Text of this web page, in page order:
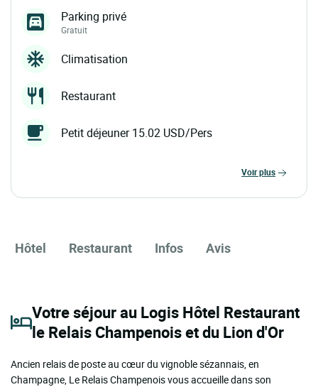
Parking privé
Gratuit
Climatisation
Restaurant
Petit déjeuner 15.02 USD/Pers
voir plus
Hôtel Restaurant Infos Avis
Votre séjour au Logis Hôtel Restaurant
le Relais Champenois et du Lion d'Or
Ancien relais de poste au cœur du vignoble sézannais, en
Champagne, Le Relais Champenois vous accueille dans son